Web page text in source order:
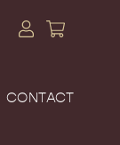
CONTACT